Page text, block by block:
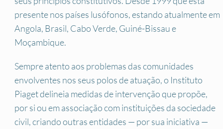
presente nos países lusófonos, estando atualmente em
Angola, Brasil, Cabo Verde, Guiné-Bissau e
Moçambique.
Sempre atento aos problemas das comunidades
envolventes nos seus polos de atuação, o Instituto
Piaget delineia medidas de intervenção que propõe,
por si ou em associação com instituições da sociedade
civil, criando outras entidades — por sua iniciativa —